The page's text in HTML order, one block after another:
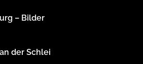
– Bilder
der Schlei